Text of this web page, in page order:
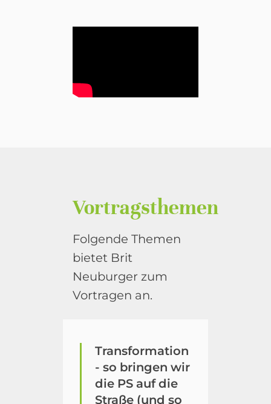
Vortragsthemen
Folgende Themen
bietet Brit
Neuburger zum
Vortragen an.
Transformation
- so bringen wir
die PS auf die
Straße (und so